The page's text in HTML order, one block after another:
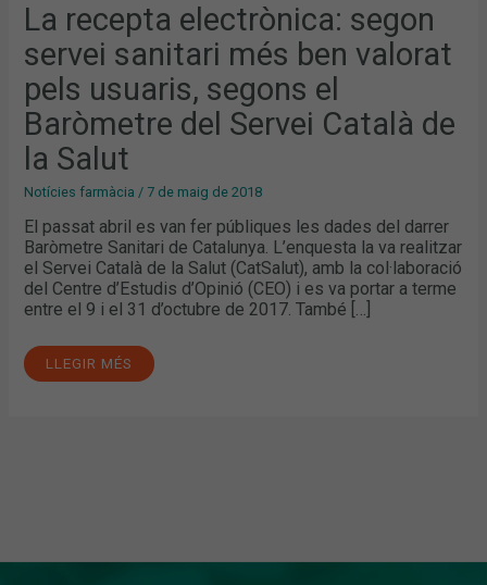
La recepta electrònica: segon
servei sanitari més ben valorat
pels usuaris, segons el
Baròmetre del Servei Català de
la Salut
Notícies farmàcia / 7 de maig de 2018
El passat abril es van fer públiques les dades del darrer
Baròmetre Sanitari de Catalunya. L’enquesta la va realitzar
el Servei Català de la Salut (CatSalut), amb la col·laboració
del Centre d’Estudis d’Opinió (CEO) i es va portar a terme
entre el 9 i el 31 d’octubre de 2017. També […]
PELS
USUARIS,
SEGONS
EL
BARÒMETRE
DEL
SERVEI
CATALÀ
DE
LA
SALUT
LLEGIR MÉS